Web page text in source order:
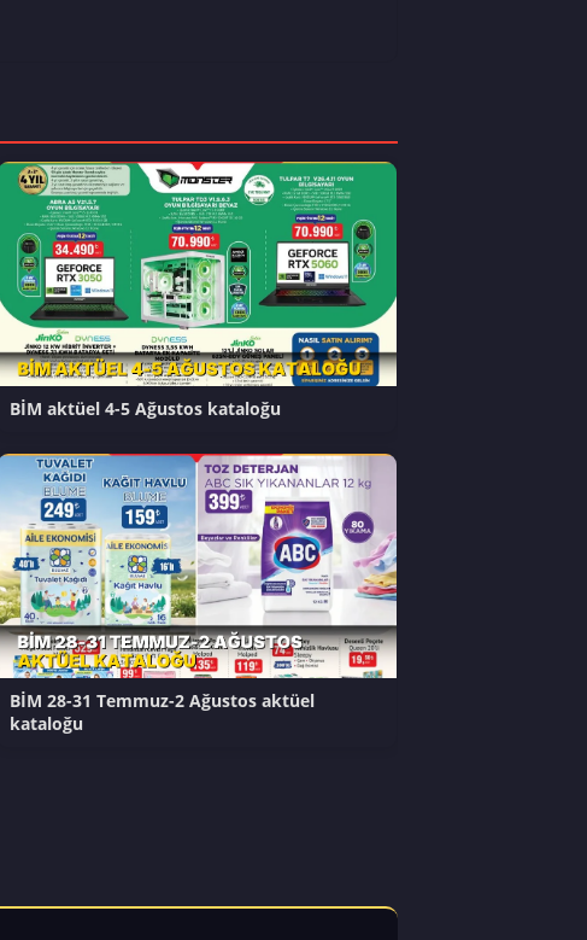
BİM aktüel 4-5 Ağustos kataloğu
BİM 28-31 Temmuz-2 Ağustos aktüel
kataloğu